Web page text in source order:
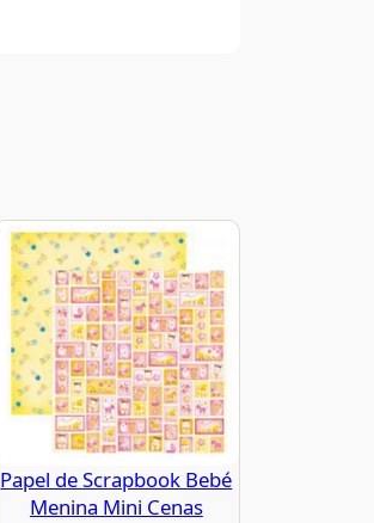
Papel de Scrapbook Bebé
Menina Mini Cenas